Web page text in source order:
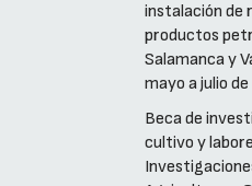
instalación de
productos
Salamanca y
mayo a julio
Beca de
cultivo y